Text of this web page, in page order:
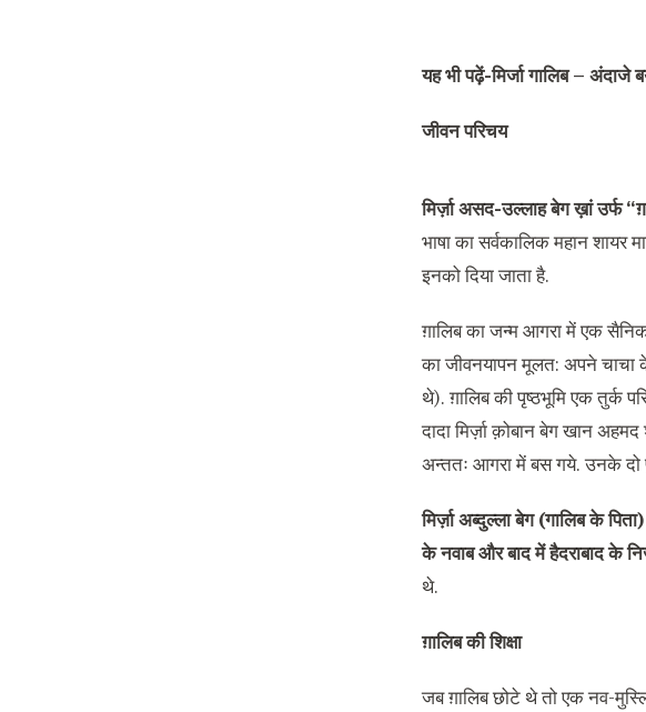
यह भी पढ़ें-मिर्जा गालिब – अंदाजे
जीवन परिचय
मिर्ज़ा असद-उल्लाह बेग ख़ां उर्फ
भाषा का सर्वकालिक महान शायर
इनको दिया जाता है.
ग़ालिब का जन्म आगरा में एक सैनिक
का जीवनयापन मूलत: अपने चाचा
थे). ग़ालिब की पृष्ठभूमि एक
दादा मिर्ज़ा क़ोबान बेग खान
अन्ततः आगरा में बस गये. उनके दो
मिर्ज़ा अब्दुल्ला बेग (गालिब के पिता)
के नवाब और बाद में हैदराबाद के
थे.
ग़ालिब की शिक्षा
जब ग़ालिब छोटे थे तो एक नव-